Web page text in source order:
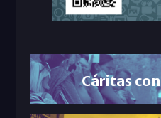
Cáritas